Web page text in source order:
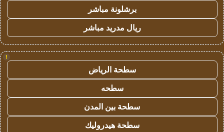
برشلونة مباشر
ريال مدريد مباشر
!
سطحة الرياض
سطحه
سطحة بين المدن
سطحة هيدروليك